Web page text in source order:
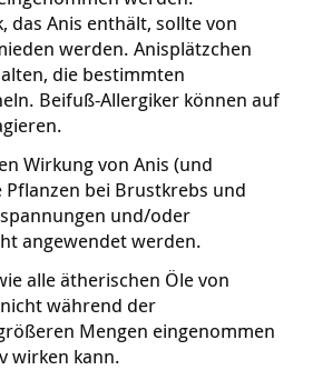
das Anis enthält, sollte von
werden. Anisplätzchen
die bestimmten
Beifuß-Allergiker können auf
Wirkung von Anis (und
bei Brustkrebs und
und/oder
angewendet werden.
alle ätherischen Öle von
während der
Mengen eingenommen
wirken kann.